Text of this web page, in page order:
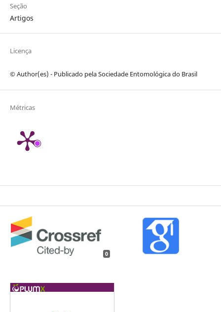
Seção
Artigos
Licença
© Author(es) - Publicado pela Sociedade Entomológica do Brasil
Métricas
0